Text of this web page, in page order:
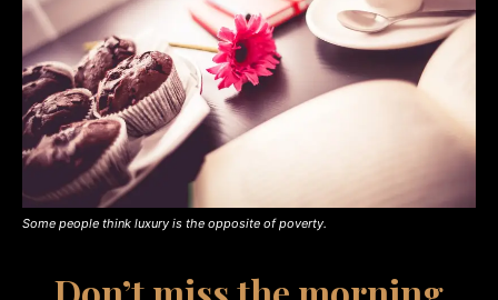
Some people think luxury is the opposite of poverty.